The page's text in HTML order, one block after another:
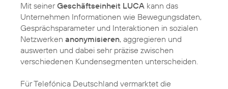
Mit seinerGeschäftseinheit LUCA kann das
Unternehmen Informationen wie Bewegungsdaten,
Gesprächsparameter und Interaktionen in sozialen
Netzwerken anonymisieren, aggregieren und
auswerten und dabei sehr präzise zwischen
verschiedenen Kundensegmenten unterscheiden.
Für Telefónica Deutschland vermarktet die